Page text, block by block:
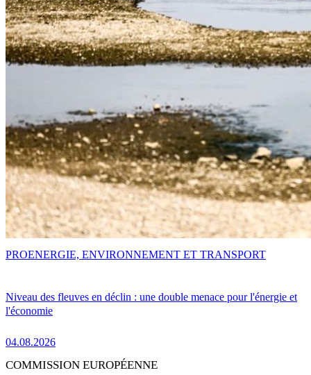
Niveau des fleuves en déclin : une double menace pour l'énergie et
l'économie
04.08.2026
PROENERGIE, ENVIRONNEMENT ET TRANSPORT
COMMISSION EUROPÉENNE